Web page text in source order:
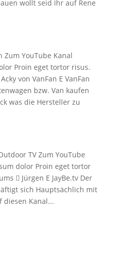
wollt seid Ihr auf Rene
Zum YouTube Kanal
Proin eget tortor risus.
von VanFan E VanFan
bzw. Van kaufen
was die Hersteller zu
TV Zum YouTube
dolor Proin eget tortor
 Jürgen E JayBe.tv Der
sich Hauptsächlich mit
diesen Kanal...